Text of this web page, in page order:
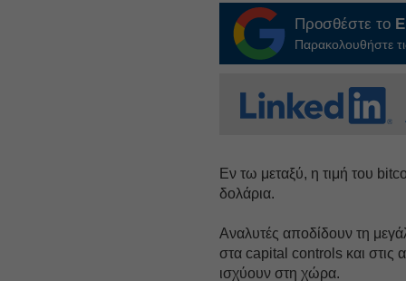
Προσθέστε το
Παρακολουθήστε
Εν τω μεταξύ, η τιμή του
δολάρια.
Αναλυτές αποδίδουν τη
στα capital controls και στις
ισχύουν στη χώρα.